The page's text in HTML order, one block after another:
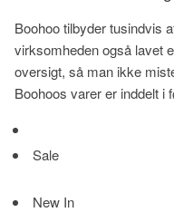
Boohoo tilbyder tusindvis
virksomheden også lavet
oversigt, så man ikke
Boohoos varer er inddelt i
Sale
New In